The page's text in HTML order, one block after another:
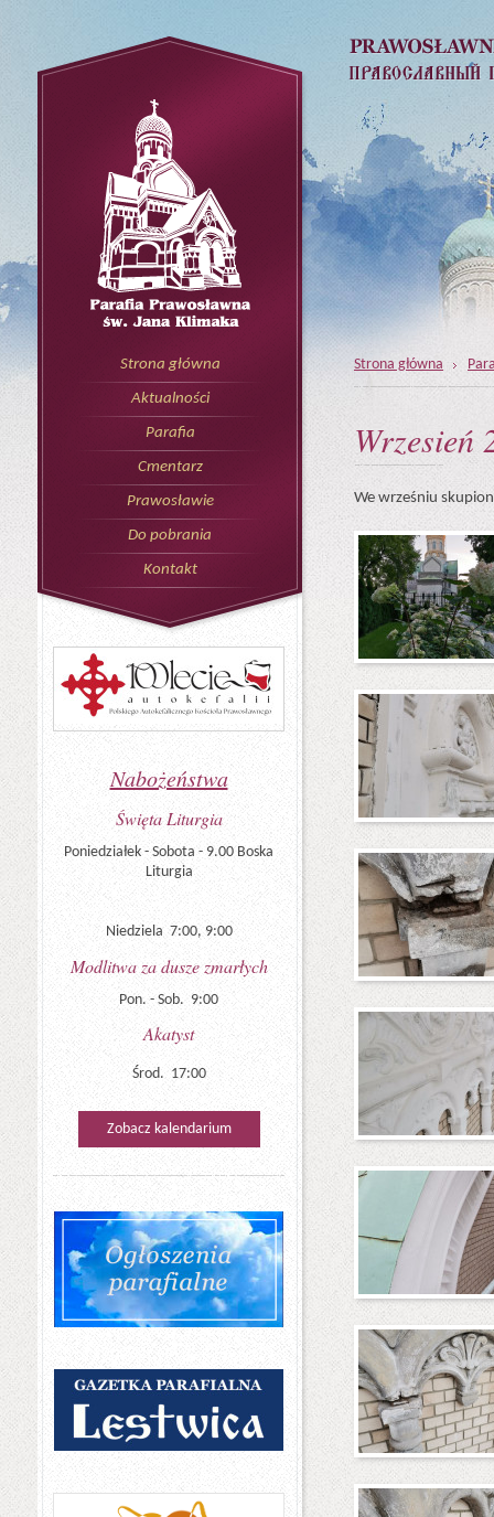
Strona główna
Aktualności
Parafia
Cmentarz
Prawosławie
Do pobrania
Kontakt
Nabożeństwa
Święta Liturgia
Poniedziałek - Sobota - 9.00 Boska
Liturgia
Niedziela 7:00, 9:00
Modlitwa za dusze zmarłych
Pon. - Sob. 9:00
Akatyst
Środ. 17:00
Zobacz kalendarium
Strona główna
Wrzesień
We wrześniu